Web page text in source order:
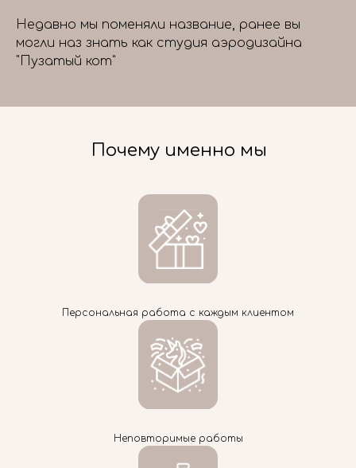
Недавно мы поменяли название, ранее вы
могли наз знать как студия аэродизайна
"Пузатый кот"
Почему именно мы
Персональная работа с каждым клиентом
Неповторимые работы